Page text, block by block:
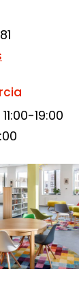
19:00